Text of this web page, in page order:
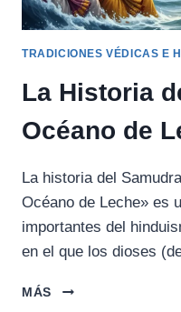
TRADICIONES VÉDICAS E
La Historia
Océano de
La historia del
Océano de Leche» es
importantes del
en el que los dioses
MÁS
LA